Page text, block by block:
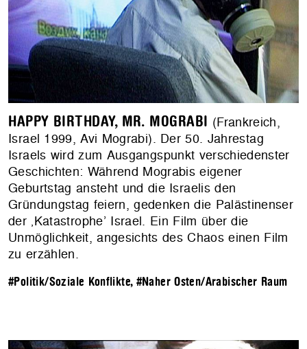
HAPPY BIRTHDAY, MR. MOGRABI (Frankreich,
Israel 1999, Avi Mograbi). Der 50. Jahrestag
Israels wird zum Ausgangspunkt verschiedenster
Geschichten: Während Mograbis eigener
Geburtstag ansteht und die Israelis den
Gründungstag feiern, gedenken die Palästinenser
der ‚Katastrophe’ Israel. Ein Film über die
Unmöglichkeit, angesichts des Chaos einen Film
zu erzählen.
#Politik/Soziale Konflikte, #Naher Osten/Arabischer Raum